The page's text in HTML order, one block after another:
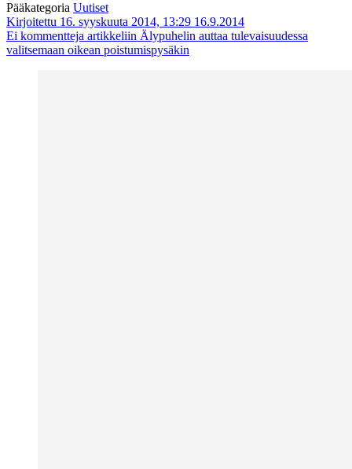
Pääkategoria Uutiset
Kirjoitettu 16. syyskuuta 2014, 13:29 16.9.2014
Ei kommentteja artikkeliin Älypuhelin auttaa tulevaisuudessa
valitsemaan oikean poistumispysäkin